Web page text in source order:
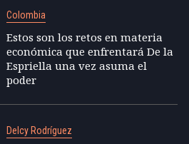
Colombia
Estos son los retos en materia
económica que enfrentará De la
Espriella una vez asuma el
poder
Delcy Rodríguez